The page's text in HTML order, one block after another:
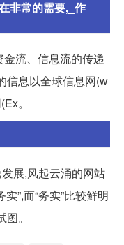
非常的需要,_作
流、信息流的传递
信息以全球信息网(w
。
展,风起云涌的网站
”,而“务实”比较鲜明
。